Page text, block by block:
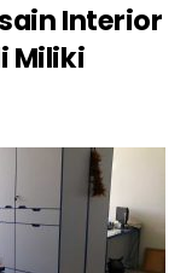
Interior
Miliki